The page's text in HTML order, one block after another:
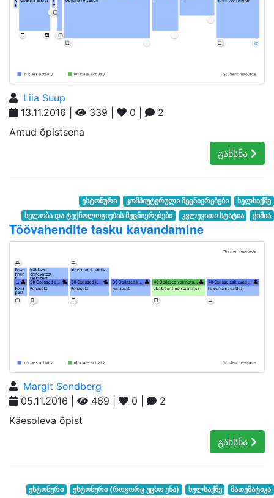
Liia Suup
13.11.2016 |
339 | 0 |
2
Antud õpistsena
გახსნა
ესტონური კომპიუტერული მეცნიერებები
ხელსაქმე
ხელობა და ტექნოლოგიების მეცნიერებები
კვლევითი სტატია ქიმია
Töövahendite tasku kavandamine
Margit Sondberg
05.11.2016 |
469 | 0 |
2
Käesoleva õpist
გახსნა
ესტონური ესტონური (როგორც უცხო ენა) ხელსაქმე
მათემატიკა